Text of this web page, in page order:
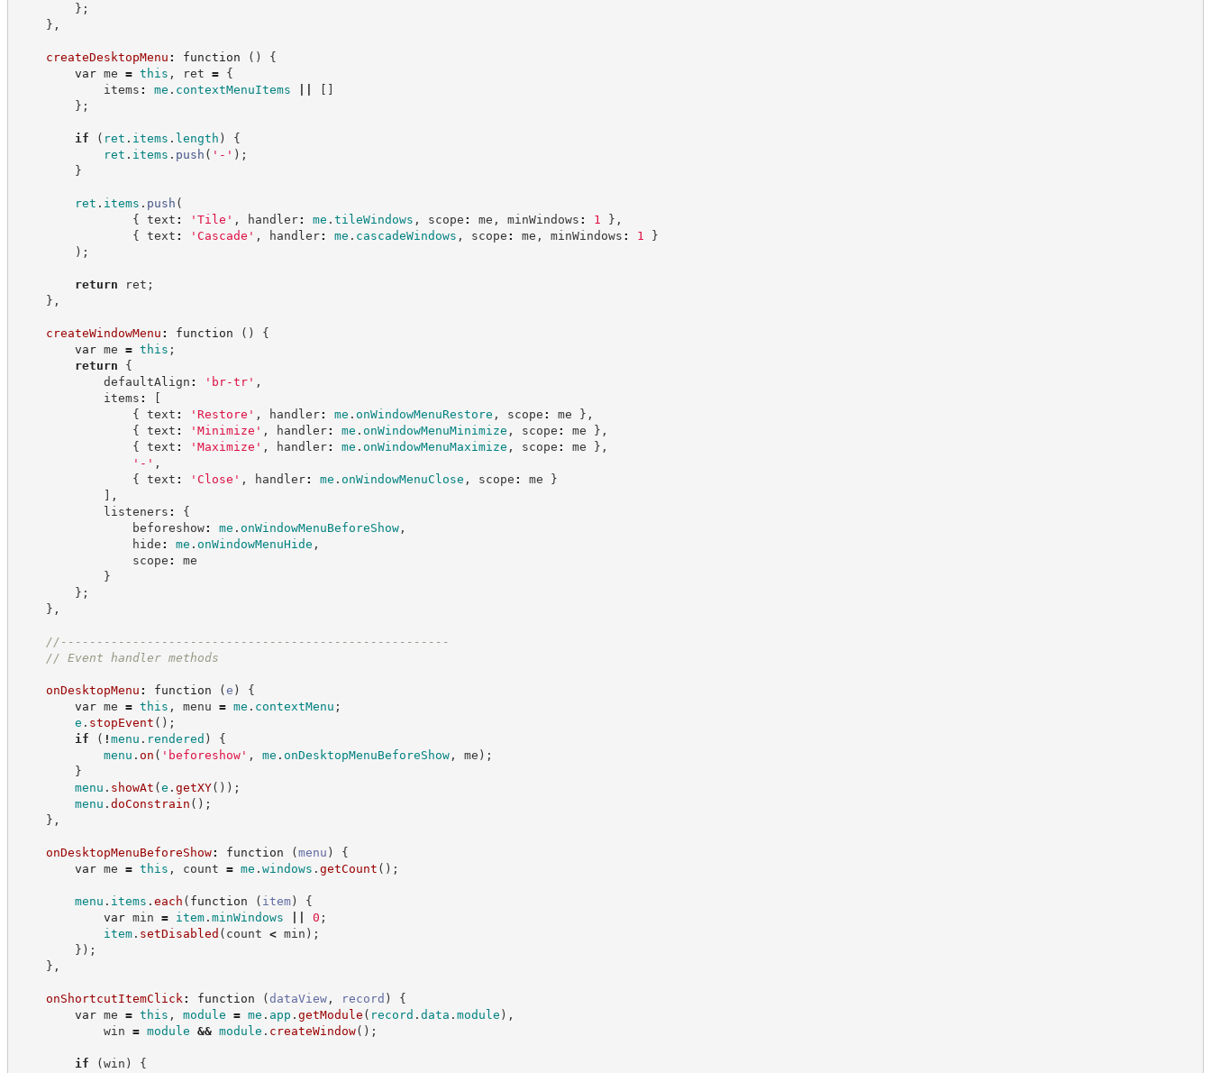
} ;
} ,
createDesktopMenu : function ( )
{
var me = this , ret =
{
items : me . contextMenuItems [ ]
} ;
if ( ret . items . length )
{
ret . items . push ( ' - ' ) ;
}
ret . items . push (
{ text : ' Tile ' , handler: me . tileWindows , scope : me , minWindows : 1 } ,
{ text : ' Cascade ' , handler: me . cascadeWindows , scope : me , minWindows : 1
}
) ;
return ret ;
} ,
createWindowMenu : function ( )
{
var me = this ;
return
{
defaultAlign : ' br-tr' ,
items :
[
{ text : ' Restore ' , handler: me . onWindowMenuRestore , scope : me } ,
{ text : ' Minimize ' , handler: me . onWindowMenuMinimize , scope : me } ,
{ text : ' Maximize ' , handler: me . onWindowMenuMaximize , scope : me } ,
' - ' ,
{ text : ' Close ' , handler: me . onWindowMenuClose , scope : me }
] ,
listeners :
{
beforeshow: me . onWindowMenuBeforeShow,
hide : me . onWindowMenuHide ,
scope :
me
}
} ;
} ,
// ------------------------------------------------------
// Event handler methods
onDesktopMenu : function (e )
{
var me = this , menu = me . contextMenu ;
e . stopEvent ( ) ;
if
( ! menu . rendered )
{
menu . on ( ' beforeshow' , me . onDesktopMenuBeforeShow, me ) ;
}
menu . showAt (e . getXY( ) ) ;
menu . doConstrain ( ) ;
} ,
onDesktopMenuBeforeShow: function (menu )
{
var me = this , count = me . windows . getCount ( ) ;
menu . items . each ( function ( item)
{
var min = item. minWindows 0 ;
item. setDisabled ( count < min ) ;
} ) ;
} ,
onShortcutItemClick : function (dataView, record )
{
var me = this , module = me . app . getModule ( record . data . module ) ,
win = module && module . createWindow( ) ;
if (win )
{